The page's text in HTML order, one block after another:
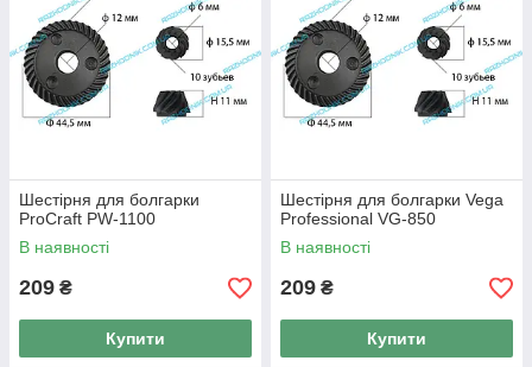
Шестірня для болгарки
ProCraft PW-1100
В наявності
209 ₴
Купити
Шестірня для болгарки Vega
Professional VG-850
В наявності
209 ₴
Купити